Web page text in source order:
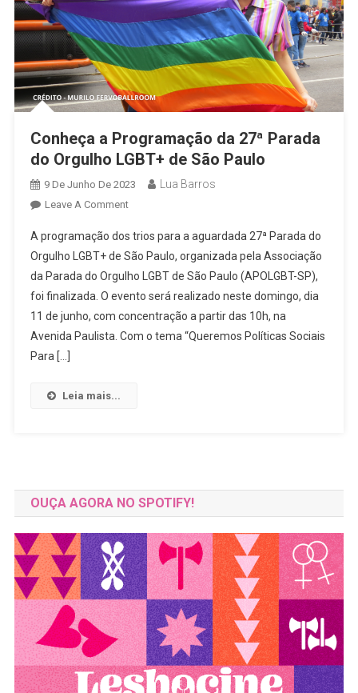
Conheça a Programação da 27ª Parada
do Orgulho LGBT+ de São Paulo
9 De Junho De 2023 Lua Barros
Leave A CommentOn
A
Programação
Da
27ª
Parada
Do
A programação dos trios para a aguardada 27ª Parada do
Orgulho LGBT+ de São Paulo, organizada pela Associação
da Parada do Orgulho LGBT de São Paulo (APOLGBT-SP),
foi finalizada. O evento será realizado neste domingo, dia
11 de junho, com concentração a partir das 10h, na
Avenida Paulista. Com o tema “Queremos Políticas Sociais
Para […]
Leia mais...
OUÇA AGORA NO SPOTIFY!